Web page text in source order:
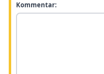
Kommentar: